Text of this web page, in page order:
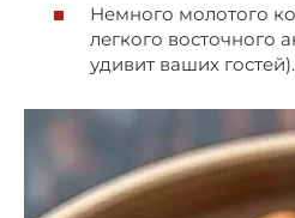
Немного молотого
легкого восточного
удивит ваших гостей).